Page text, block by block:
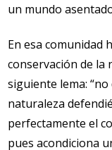
un mundo
En esa comunidad
conservación de la
siguiente lema:
naturaleza
perfectamente el
pues acondiciona